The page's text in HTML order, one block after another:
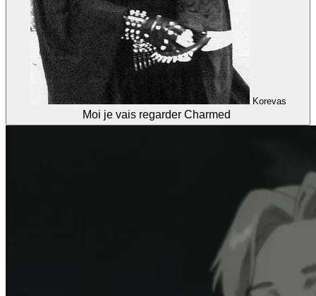
Korevas
Moi je vais regarder Charmed